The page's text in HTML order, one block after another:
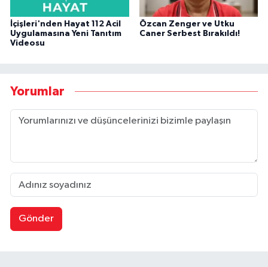
İçişleri'nden Hayat 112 Acil
Uygulamasına Yeni Tanıtım
Videosu
Özcan Zenger ve Utku
Caner Serbest Bırakıldı!
Yorumlar
Gönder